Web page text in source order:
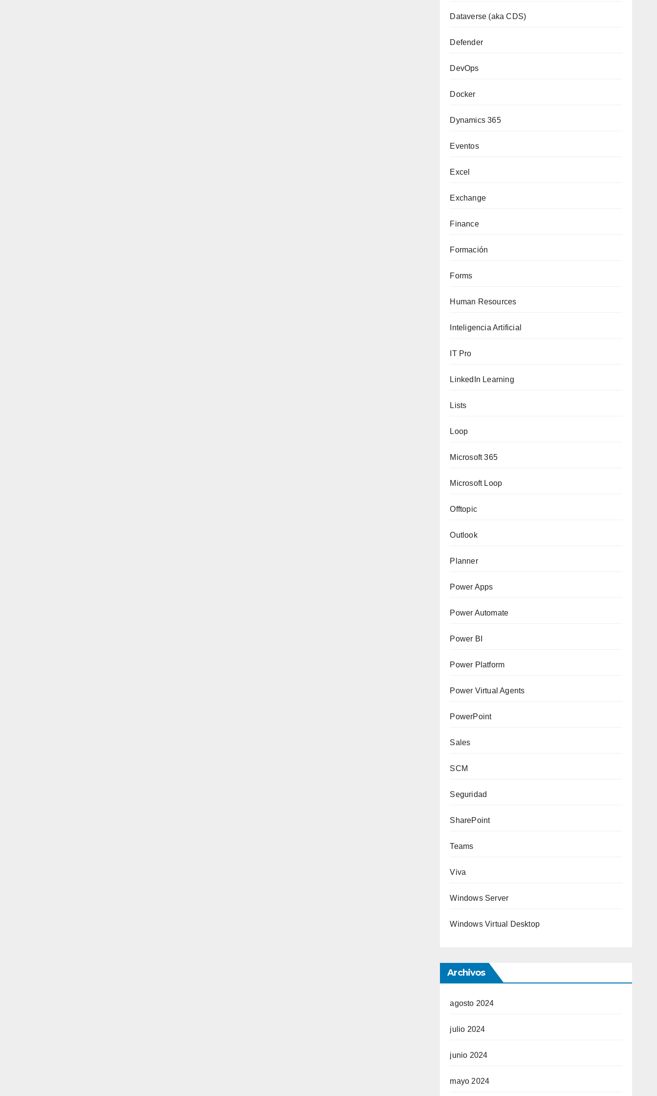
Dataverse (aka CDS)
Defender
DevOps
Docker
Dynamics 365
Eventos
Excel
Exchange
Finance
Formación
Forms
Human Resources
Inteligencia Artificial
IT Pro
LinkedIn Learning
Lists
Loop
Microsoft 365
Microsoft Loop
Offtopic
Outlook
Planner
Power Apps
Power Automate
Power BI
Power Platform
Power Virtual Agents
PowerPoint
Sales
SCM
Seguridad
SharePoint
Teams
Viva
Windows Server
Windows Virtual Desktop
Archivos
agosto 2024
julio 2024
junio 2024
mayo 2024